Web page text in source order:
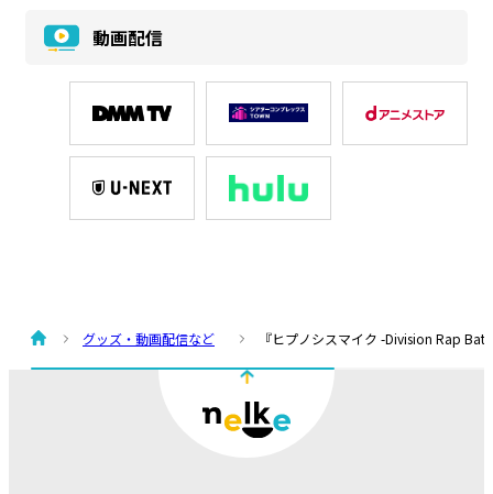
動画配信
グッズ・動画配信など 『ヒプノシスマイク -Division Rap